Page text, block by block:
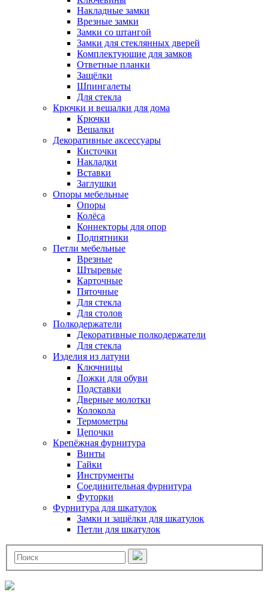
Накладные замки
Врезные замки
Замки со штангой
Замки для стеклянных дверей
Комплектующие для замков
Ответные планки
Защёлки
Шпингалеты
Для стекла
Крючки и вешалки для дома
Крючки
Вешалки
Декоративные аксессуары
Кисточки
Накладки
Вставки
Заглушки
Опоры мебельные
Опоры
Колёса
Коннекторы для опор
Подпятники
Петли мебельные
Врезные
Штыревые
Карточные
Пяточные
Для стекла
Для столов
Полкодержатели
Декоративные полкодержатели
Для стекла
Изделия из латуни
Ключницы
Ложки для обуви
Подставки
Дверные молотки
Колокола
Термометры
Цепочки
Крепёжная фурнитура
Винты
Гайки
Инструменты
Соединительная фурнитура
Футорки
Фурнитура для шкатулок
Замки и защёлки для шкатулок
Петли для шкатулок